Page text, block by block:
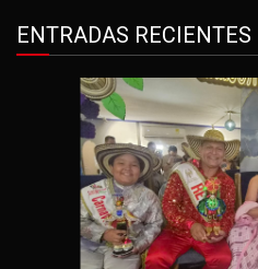
ENTRADAS RECIENTES